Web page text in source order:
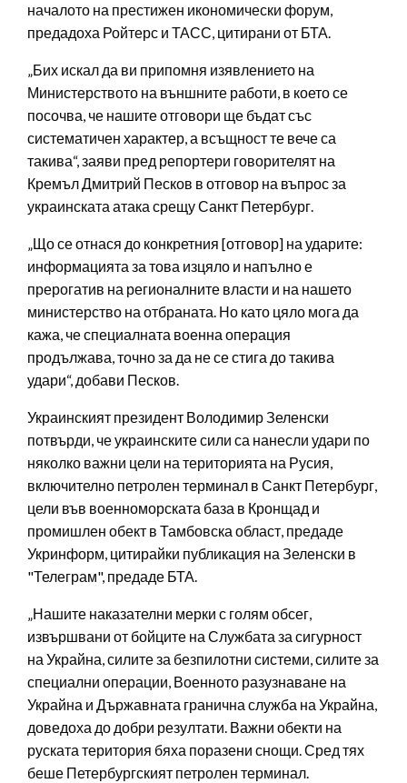
началото на престижен икономически форум,
предадоха Ройтерс и ТАСС, цитирани от БТА.
„Бих искал да ви припомня изявлението на
Министерството на външните работи, в което се
посочва, че нашите отговори ще бъдат със
систематичен характер, а всъщност те вече са
такива“, заяви пред репортери говорителят на
Кремъл Дмитрий Песков в отговор на въпрос за
украинската атака срещу Санкт Петербург.
„Що се отнася до конкретния [отговор] на ударите:
информацията за това изцяло и напълно е
прерогатив на регионалните власти и на нашето
министерство на отбраната. Но като цяло мога да
кажа, че специалната военна операция
продължава, точно за да не се стига до такива
удари“, добави Песков.
Украинският президент Володимир Зеленски
потвърди, че украинските сили са нанесли удари по
няколко важни цели на територията на Русия,
включително петролен терминал в Санкт Петербург,
цели във военноморската база в Кронщад и
промишлен обект в Тамбовска област, предаде
Укринформ, цитирайки публикация на Зеленски в
"Телеграм", предаде БТА.
„Нашите наказателни мерки с голям обсег,
извършвани от бойците на Службата за сигурност
на Украйна, силите за безпилотни системи, силите за
специални операции, Военното разузнаване на
Украйна и Държавната гранична служба на Украйна,
доведоха до добри резултати. Важни обекти на
руската територия бяха поразени снощи. Сред тях
беше Петербургският петролен терминал.